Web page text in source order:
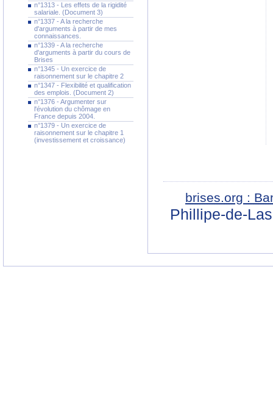
n°1313 - Les effets de la rigidité
salariale. (Document 3)
n°1337 - A la recherche
d'arguments à partir de mes
connaissances.
n°1339 - A la recherche
d'arguments à partir du cours de
Brises
n°1345 - Un exercice de
raisonnement sur le chapitre 2
n°1347 - Flexibilité et qualification
des emplois. (Document 2)
n°1376 - Argumenter sur
l'évolution du chômage en
France depuis 2004.
n°1379 - Un exercice de
raisonnement sur le chapitre 1
(investissement et croissance)
brises.org :
Phillipe-de-